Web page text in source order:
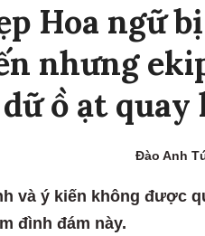
Hoa ngữ
nhưng
ồ ạt quay
Đào Anh
và ý kiến không được
đình đám này.